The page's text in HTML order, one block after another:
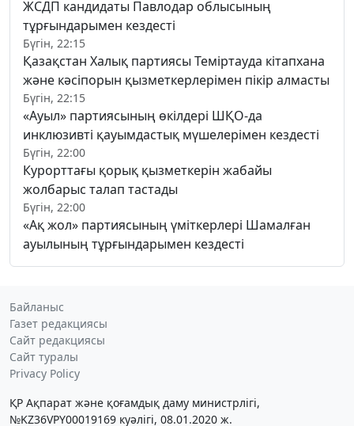
ЖСДП кандидаты Павлодар облысының
тұрғындарымен кездесті
Бүгін, 22:15
Қазақстан Халық партиясы Теміртауда кітапхана
және кәсіпорын қызметкерлерімен пікір алмасты
Бүгін, 22:15
«Ауыл» партиясының өкілдері ШҚО-да
инклюзивті қауымдастық мүшелерімен кездесті
Бүгін, 22:00
Курорттағы қорық қызметкерін жабайы
жолбарыс талап тастады
Бүгін, 22:00
«Ақ жол» партиясының үміткерлері Шамалған
ауылының тұрғындарымен кездесті
Байланыс
Газет редакциясы
Сайт редакциясы
Сайт туралы
Privacy Policy
ҚР Ақпарат және қоғамдық даму министрлігі,
№KZ36VPY00019169 куәлігі, 08.01.2020 ж.